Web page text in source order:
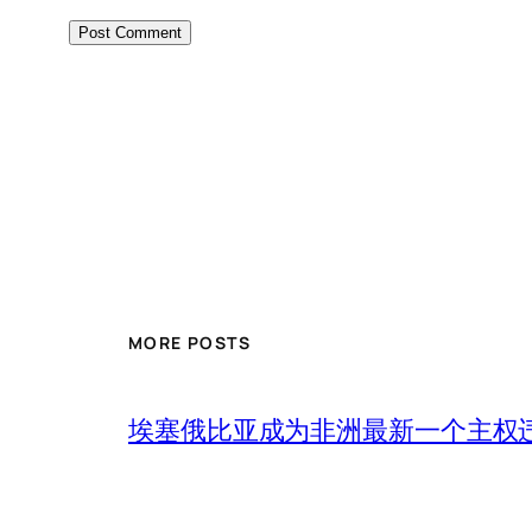
MORE POSTS
埃塞俄比亚成为非洲最新一个主权